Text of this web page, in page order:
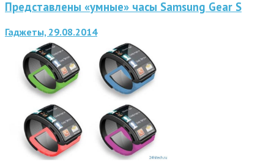
Представлены «умные» часы Samsung Gear S
Гаджеты, 29.08.2014